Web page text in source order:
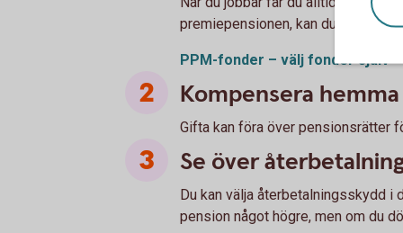
premiepensionen, kan du själv
PPM-fonder – välj fondersjälv
Kompensera
Gifta kan föra över pensionsrätter
Se över
Du kan välja återbetalningsskydd
pension något högre, men om du